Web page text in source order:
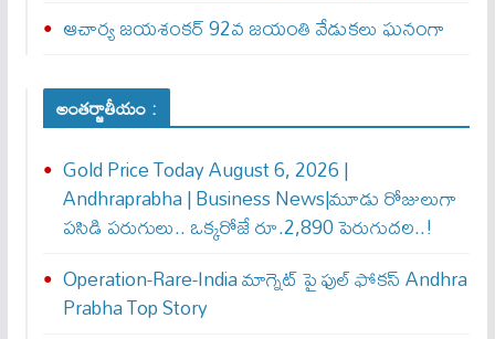
ఆచార్య జయశంకర్ 92వ జయంతి వేడుకలు ఘనంగా
అంతర్జాతీయం :
Gold Price Today August 6, 2026 |
Andhraprabha | Business News|మూడు రోజులుగా
పసిడి పరుగులు.. ఒక్కరోజే రూ.2,890 పెరుగుద‌ల‌..!
Operation-Rare-India మాగ్నెట్ పై ఫుల్ ఫోక‌స్ Andhra
Prabha Top Story